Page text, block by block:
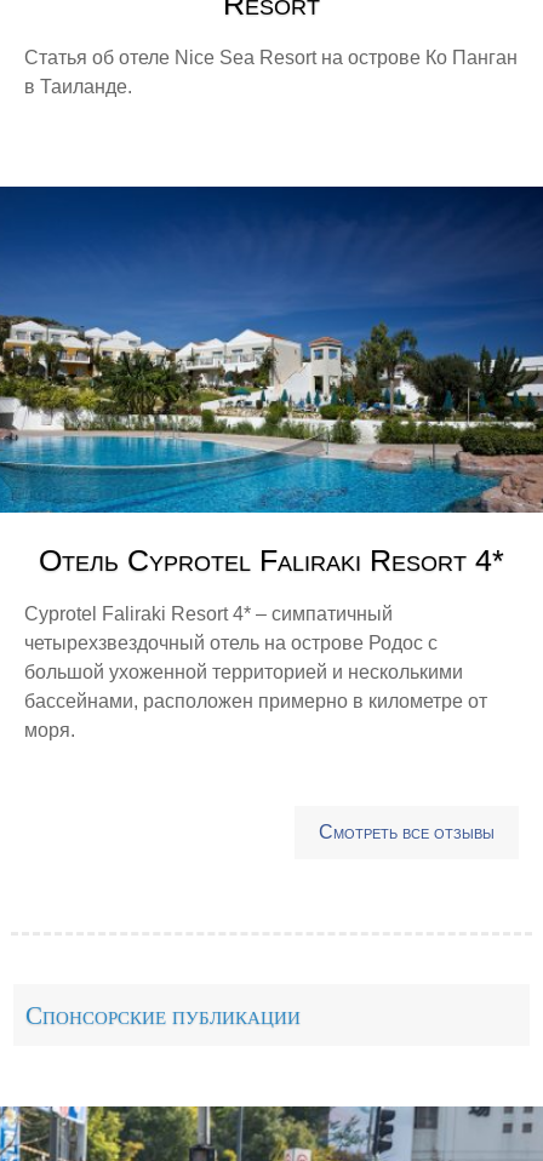
Статья об отеле Nice Sea Resort на острове Ко Панган
в Таиланде.
Отель Cyprotel Faliraki Resort 4*
Cyprotel Faliraki Resort 4* – симпатичный
четырехзвездочный отель на острове Родос с
большой ухоженной территорией и несколькими
бассейнами, расположен примерно в километре от
моря.
Смотреть все отзывы
Спонсорские публикации